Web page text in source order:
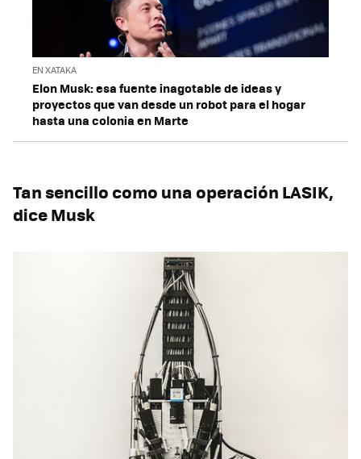
EN XATAKA
Elon Musk: esa fuente inagotable de ideas y
proyectos que van desde un robot para el hogar
hasta una colonia en Marte
Tan sencillo como una operación LASIK,
dice Musk